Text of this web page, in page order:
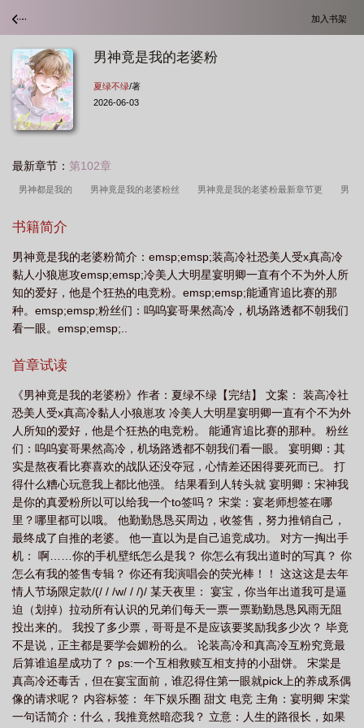
加入书架
男神竟是我的老婆粉
夏绿不绿/著
2026-06-03
最新章节： 第102章
男神都是我的 男神竟是我的老婆粉丝 男神竟是我的老婆粉最新章节更 男
我的男友
是女生gl 我的男神是女神 男神竟是抖s在线阅读 男神是我的超级大
佬 男神竟是女生gl 男神竟是我的老婆粉笔趣阁免费阅读 男神竟是女生番
外 我的男神是女人免费阅读 我的男神是女人 我男神是谁 我的男神是女
生 男神是我的人漫画
婆 男神竟是女生 男神竟然是女生 男神是我的头号粉丝 男神竟是抖s 全
文阅读 男神就是我
书籍简介
男神竟是我的老婆粉简介：emsp;emsp;装高冷社恐美人受x真高冷
黏人小狼崽攻emsp;emsp;冷美人大明星宴明卿一直有个不为外人所
知的爱好，他是个狂热的电竞粉。emsp;emsp;能通宵追比赛的那
种。emsp;emsp;粉丝们：呜呜宴哥果然高冷，机场路透都不朝我们
看一眼。emsp;emsp;..
首章试读
《男神竟是我的老婆粉》作者：夏绿不绿【完结】 文案： 装高冷社
恐美人受x真高冷黏人小狼崽攻 冷美人大明星宴明卿一直有个不为外
人所知的爱好，他是个狂热的电竞粉。 能通宵追比赛的那种。 粉丝
们：呜呜宴哥果然高冷，机场路透都不朝我们看一眼。 宴明卿：其
实是熬夜看比赛喜欢的战队还没夺冠，心情差还困得要死而已。 打
得什么糟心玩意我上都比他强。 结果看到人转头就 宴明卿：宋神我
是你的真爱粉所以可以给我一个to签吗？ 宋棠：宴老师想签在哪
里？哪里都可以哦。 他勤勤恳恳买周边，收签售，努力推销自己，
最终成了自推的老婆。 他一直以为是自己追竞成功。 对方一掏出手
机： 啊……你的手机壁纸怎么是我？ 你怎么有我出道时的写真？ 你
怎么有我的签售专辑？ 你还有我演唱会的荧光棒！！ 这这这是去年
情人节场限定款/(/ / /w/ / /)/ 某天夜里： 宴宝，你当年出道我可是逼
迫（划掉）拉动所有认识的兄弟们每天一票一票勤勤恳恳风雨无阻
投出来的。 我投了多少票，哥哥是不是应该要奖励我多少次？ 毕竟
不是说，正主都是要学会媚粉的么。 论装高冷和真高冷互粉究竟最
后算谁追星成功了？ ps:一个互相救赎互相支持的小甜饼。 宋棠是
真高冷还毒舌，但在宴宝面前，谁忍得住第一眼就pick上的养成系偶
像的请求呢？ 内容标签： 年下娱乐圈 甜文 电竞 主角：宴明卿 宋棠
一句话简介：什么，我推竟然暗恋我？ 立意：人生的路很长，如果